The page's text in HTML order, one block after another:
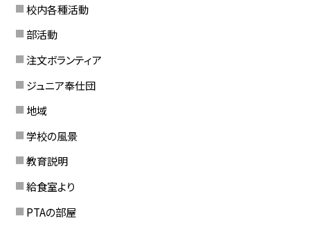
校内各種活動
部活動
注文ボランティア
ジュニア奉仕団
地域
学校の風景
教育説明
給食室より
PTAの部屋